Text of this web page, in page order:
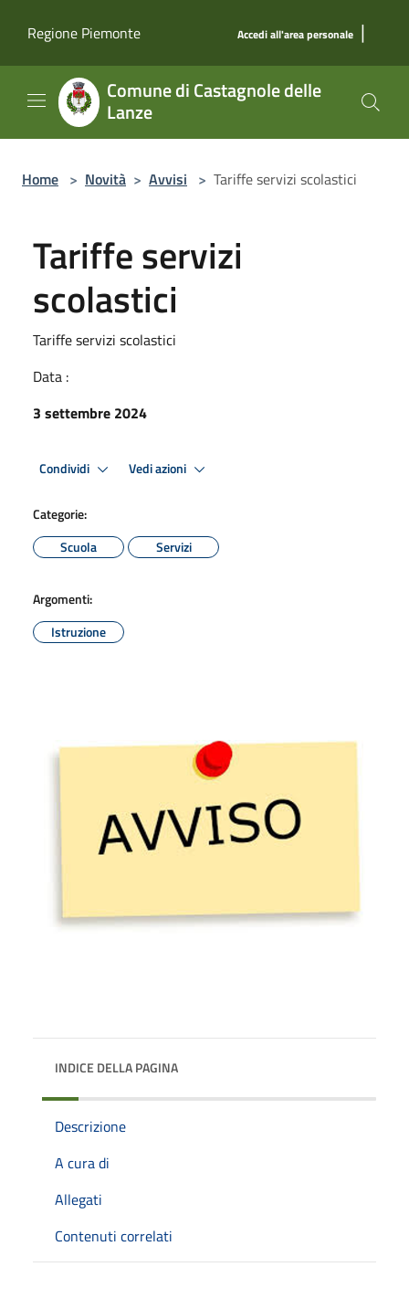
Regione Piemonte
Accedi all'area personale |
Comune di Castagnole delle
Lanze
Home > Novità > Avvisi > Tariffe servizi scolastici
Tariffe servizi
scolastici
Tariffe servizi scolastici
Data :
3 settembre 2024
Condividi Vedi azioni
Categorie:
Scuola
Servizi
Argomenti:
Istruzione
INDICE DELLA PAGINA
Descrizione
A cura di
Allegati
Contenuti correlati